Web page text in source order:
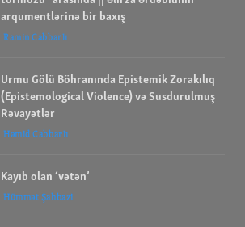
arqumentlərinə bir baxış
Ramin Cabbarlı
Urmu Gölü Böhranında Epistemik Zorakılıq
(Epistemological Violence) və Susdurulmuş
Rəvayətlər
Həmid Cabbarlı
Kayıb olan ‘vətən’
Hümmət Şahbazi